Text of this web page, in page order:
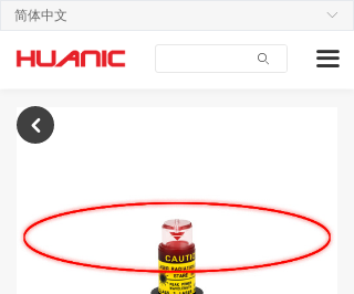
ꄙ 끀
首页
关于我们
产品中心
技术支持
新闻中心
ꀅ
简体中文
낒